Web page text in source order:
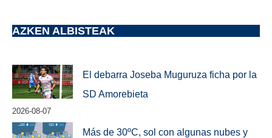
AZKEN ALBISTEAK
El debarra Joseba Muguruza ficha por la
SD Amorebieta
2026-08-07
Más de 30ºC, sol con algunas nubes y